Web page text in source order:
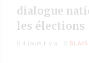
dialogue
les élections
4 jours il y a